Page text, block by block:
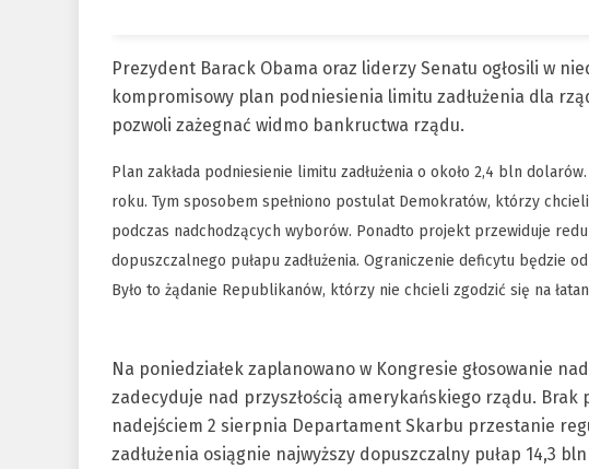
Prezydent Barack Obama oraz liderzy Senatu ogłosili w
kompromisowy plan podniesienia limitu zadłużenia dla
pozwoli zażegnać widmo bankructwa rządu.
Plan zakłada podniesienie limitu zadłużenia o około 2,4 bln
roku. Tym sposobem spełniono postulat Demokratów, którzy
podczas nadchodzących wyborów. Ponadto projekt przewiduje
dopuszczalnego pułapu zadłużenia. Ograniczenie deficytu będzie
Było to żądanie Republikanów, którzy nie chcieli zgodzić się na
Na poniedziałek zaplanowano w Kongresie głosowanie
zadecyduje nad przyszłością amerykańskiego rządu. Brak
nadejściem 2 sierpnia Departament Skarbu przestanie
zadłużenia osiągnie najwyższy dopuszczalny pułap 14,3